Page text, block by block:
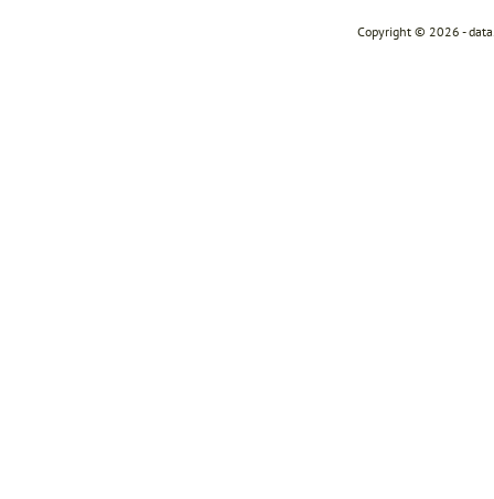
Copyright © 2026 -